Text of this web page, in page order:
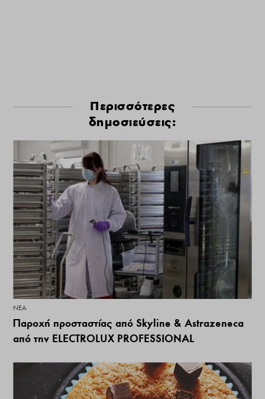
Περισσότερες
δημοσιεύσεις:
ΝΕΑ
Παροχή προσταστίας από Skyline & Astrazeneca
από την ELECTROLUX PROFESSIONAL